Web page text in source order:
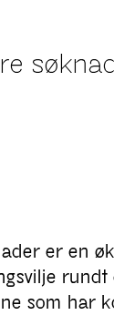
er en
rundt
som har